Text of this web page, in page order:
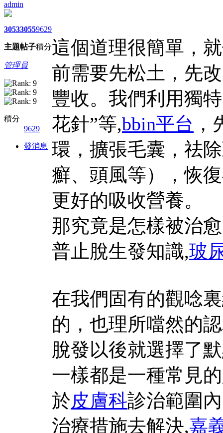
admin
3053
主題
3055
帖子
9629
積分
管理員
積分
9629
發消息
這個道理很簡單，
前需要先松土，先
豐收。我們利用獨
花針”等,bbin平台
環，擴張毛囊，祛
癬、頭風等），恢
更好的吸收營養。
那究竟是怎樣被治
普止脫生發知識,玻
在我們固有的觀唸
的，也理所噹然的
脫發以後就選擇了
一樣都是一種常見
於皮膚科診治範圍
治療措施去解決,嘉